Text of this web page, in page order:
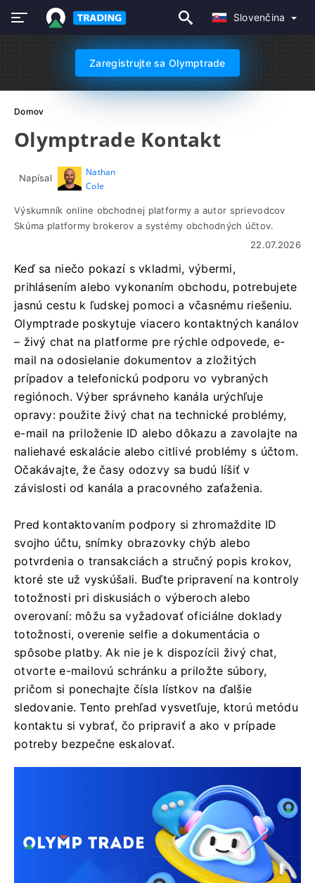
Slovenčina
Zaregistrujte sa Olymptrade
Domov
Olymptrade Kontakt
Napísal
Nathan
Cole
Výskumník online obchodnej platformy a autor sprievodcov
Skúma platformy brokerov a systémy obchodných účtov.
22.07.2026
Keď sa niečo pokazí s vkladmi, výbermi,
prihlásením alebo vykonaním obchodu, potrebujete
jasnú cestu k ľudskej pomoci a včasnému riešeniu.
Olymptrade poskytuje viacero kontaktných kanálov
– živý chat na platforme pre rýchle odpovede, e-
mail na odosielanie dokumentov a zložitých
prípadov a telefonickú podporu vo vybraných
regiónoch. Výber správneho kanála urýchľuje
opravy: použite živý chat na technické problémy,
e-mail na priloženie ID alebo dôkazu a zavolajte na
naliehavé eskalácie alebo citlivé problémy s účtom.
Očakávajte, že časy odozvy sa budú líšiť v
závislosti od kanála a pracovného zaťaženia.
Pred kontaktovaním podpory si zhromaždite ID
svojho účtu, snímky obrazovky chýb alebo
potvrdenia o transakciách a stručný popis krokov,
ktoré ste už vyskúšali. Buďte pripravení na kontroly
totožnosti pri diskusiách o výberoch alebo
overovaní: môžu sa vyžadovať oficiálne doklady
totožnosti, overenie selfie a dokumentácia o
spôsobe platby. Ak nie je k dispozícii živý chat,
otvorte e-mailovú schránku a priložte súbory,
pričom si ponechajte čísla lístkov na ďalšie
sledovanie. Tento prehľad vysvetľuje, ktorú metódu
kontaktu si vybrať, čo pripraviť a ako v prípade
potreby bezpečne eskalovať.